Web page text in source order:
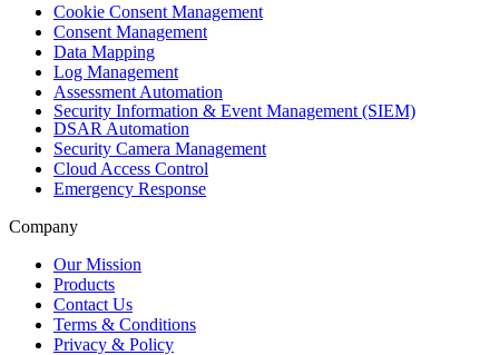
Cookie Consent Management
Consent Management
Data Mapping
Log Management
Assessment Automation
Security Information & Event Management (SIEM)
DSAR Automation
Security Camera Management
Cloud Access Control
Emergency Response
Company
Our Mission
Products
Contact Us
Terms & Conditions
Privacy & Policy